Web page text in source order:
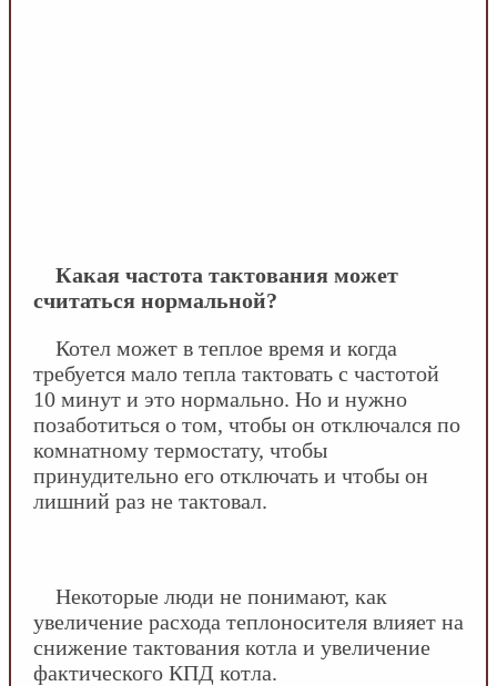
Какая частота тактования может
считаться нормальной?
Котел может в теплое время и когда
требуется мало тепла тактовать с частотой
10 минут и это нормально. Но и нужно
позаботиться о том, чтобы он отключался по
комнатному термостату, чтобы
принудительно его отключать и чтобы он
лишний раз не тактовал.
Некоторые люди не понимают, как
увеличение расхода теплоносителя влияет на
снижение тактования котла и увеличение
фактического КПД котла.